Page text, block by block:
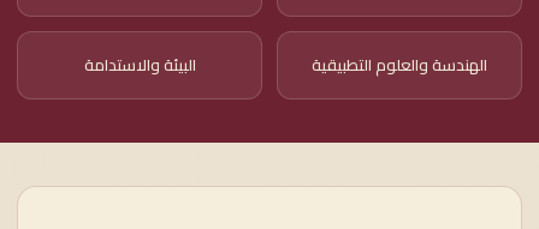
الهندسة والعلوم التطبيقية البيئة والاستدامة